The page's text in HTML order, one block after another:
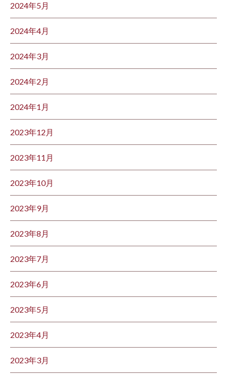
2024年5月
2024年4月
2024年3月
2024年2月
2024年1月
2023年12月
2023年11月
2023年10月
2023年9月
2023年8月
2023年7月
2023年6月
2023年5月
2023年4月
2023年3月